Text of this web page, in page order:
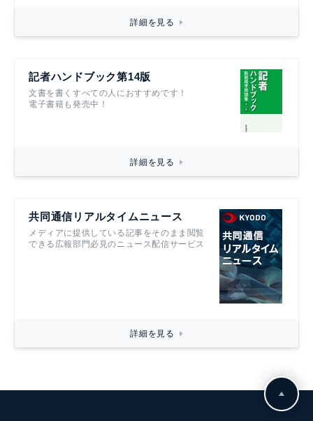
詳細を見る
記者ハンドブック第14版
文書を書くすべての人におすすめです！
電子書籍も発売中！
詳細を見る
共同通信リアルタイムニュース
メディアに提供している記事をそのまま閲覧
できる広報部門必見のニュース配信サービス
詳細を見る